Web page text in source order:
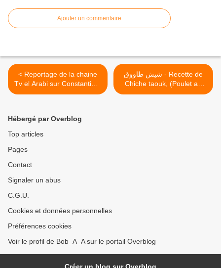
Ajouter un commentaire
< Reportage de la chaine
Tv el Arabi sur Constantine,
Algérie
شيش طاووق - Recette de
Chiche taouk, (Poulet au
yaourt, Algérie) >
Hébergé par Overblog
Top articles
Pages
Contact
Signaler un abus
C.G.U.
Cookies et données personnelles
Préférences cookies
Voir le profil de Bob_A_A sur le portail Overblog